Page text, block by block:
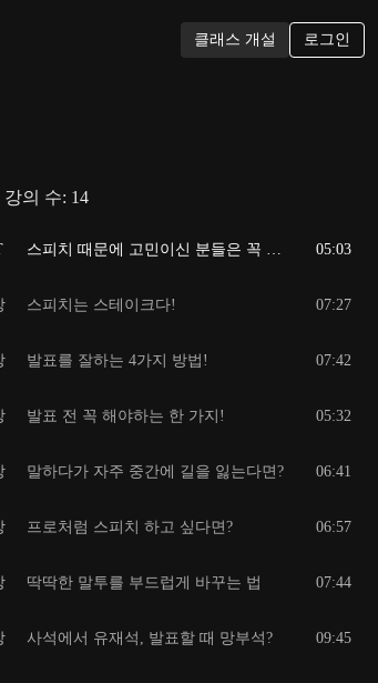
클래스 개설 로그인
강의 수: 14
스피치 때문에 고민이신 분들은 꼭 봐주세요! 05:03
스피치는 스테이크다! 07:27
발표를 잘하는 4가지 방법! 07:42
발표 전 꼭 해야하는 한 가지! 05:32
말하다가 자주 중간에 길을 잃는다면? 06:41
프로처럼 스피치 하고 싶다면? 06:57
딱딱한 말투를 부드럽게 바꾸는 법 07:44
사석에서 유재석, 발표할 때 망부석? 09:45